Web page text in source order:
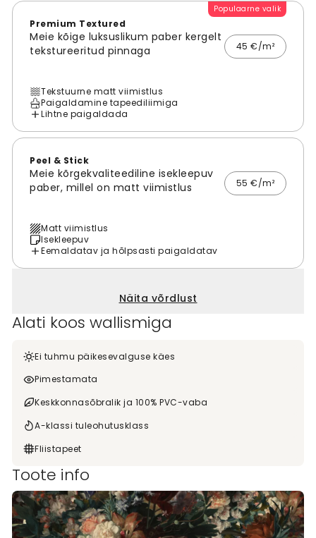
Populaarne valik
Premium Textured
Meie kõige luksuslikum paber kergelt
tekstureeritud pinnaga
45 €/m²
Tekstuurne matt viimistlus
Paigaldamine tapeediliimiga
Lihtne paigaldada
Peel & Stick
Meie kõrgekvaliteediline isekleepuv
paber, millel on matt viimistlus
55 €/m²
Matt viimistlus
Isekleepuv
Eemaldatav ja hõlpsasti paigaldatav
Näita võrdlust
Alati koos wallismiga
Ei tuhmu päikesevalguse käes
Pimestamata
Keskkonnasõbralik ja 100% PVC-vaba
A-klassi tuleohutusklass
Fliistapeet
Toote info